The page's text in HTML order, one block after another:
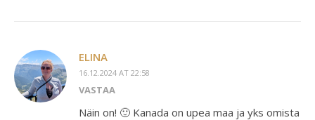
ELINA
16.12.2024 AT 22:58
VASTAA
Näin on! 🙂 Kanada on upea maa ja yks omista